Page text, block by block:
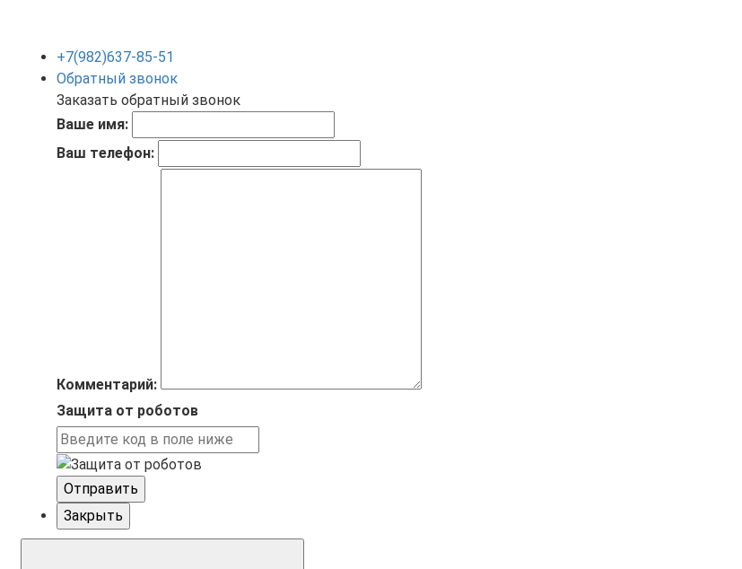
+7(982)637-85-51
Обратный звонок
Заказать обратный звонок
Ваше имя:
Ваш телефон:
Комментарий:
Защита от роботов
Отправить
Закрыть